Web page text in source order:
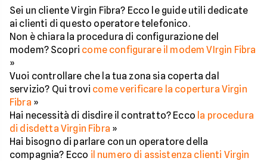
Sei un cliente Virgin Fibra? Ecco le guide utili dedicate
ai clienti di questo operatore telefonico.
Non è chiara la procedura di configurazione del
modem? Scopri come configurare il modem VIrgin Fibra
»
Vuoi controllare che la tua zona sia coperta dal
servizio? Qui trovi come verificare la copertura Virgin
Fibra »
Hai necessità di disdire il contratto? Ecco la procedura
di disdetta Virgin Fibra »
Hai bisogno di parlare con un operatore della
compagnia? Ecco il numero di assistenza clienti Virgin